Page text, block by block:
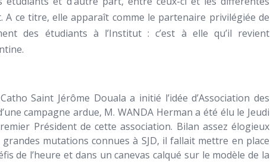
ce titre, elle apparaît comme le partenaire privilégiée de
des étudiants à l’Institut : c’est à elle qu’il revient
Saint Jérôme Douala a initié l’idée d’Association des
campagne ardue, M. WANDA Herman a été élu le Jeudi
Président de cette association. Bilan assez élogieux
mutations connues à SJD, il fallait mettre en place
de l’heure et dans un canevas calqué sur le modèle de la